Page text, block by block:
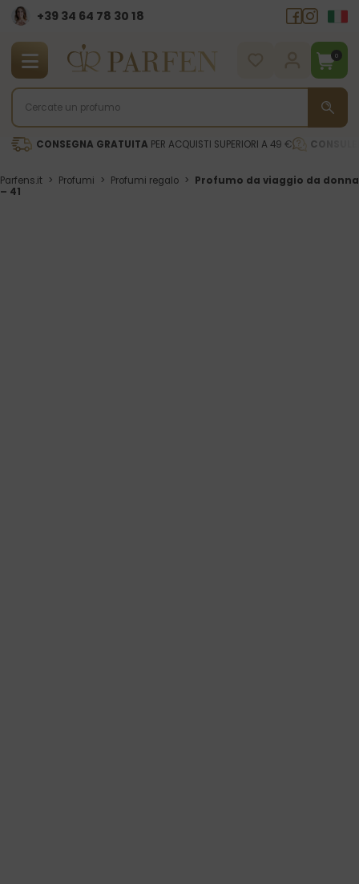
+39 34 64 78 30 18
0
CONSEGNA GRATUITA PER ACQUISTI SUPERIORI A 49 €
Parfens.it > Profumi > Profumi regalo > Profumo da viaggio da donna
– 41